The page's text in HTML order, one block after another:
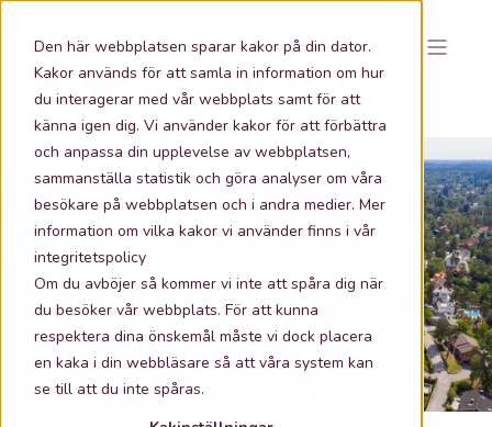
Den här webbplatsen sparar kakor på din dator.
Kakor används för att samla in information om hur
du interagerar med vår webbplats samt för att
känna igen dig. Vi använder kakor för att förbättra
och anpassa din upplevelse av webbplatsen,
sammanställa statistik och göra analyser om våra
besökare på webbplatsen och i andra medier. Mer
information om vilka kakor vi använder finns i vår
integritetspolicy
Om du avböjer så kommer vi inte att spåra dig när
du besöker vår webbplats. För att kunna
respektera dina önskemål måste vi dock placera
en kaka i din webbläsare så att våra system kan
se till att du inte spåras.
2026-07-06 09:00 3 min lästid
Vilka klimatrisker påverkar svenska
fastigheter mest?